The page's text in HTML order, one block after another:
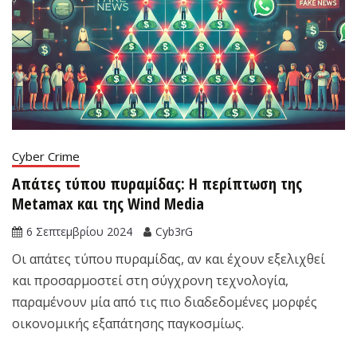
Cyber Crime
Απάτες τύπου πυραμίδας: Η περίπτωση της
Metamax και της Wind Media
6 Σεπτεμβρίου 2024 Cyb3rG
Οι απάτες τύπου πυραμίδας, αν και έχουν εξελιχθεί
και προσαρμοστεί στη σύγχρονη τεχνολογία,
παραμένουν μία από τις πιο διαδεδομένες μορφές
οικονομικής εξαπάτησης παγκοσμίως.